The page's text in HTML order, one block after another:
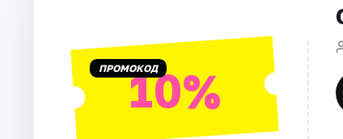
Рейтинги ПРОМОКОД10%